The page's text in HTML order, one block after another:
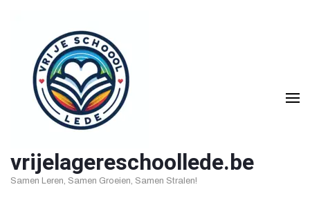
inhoud
vrijelagereschoollede.be
Samen Leren, Samen Groeien, Samen Stralen!